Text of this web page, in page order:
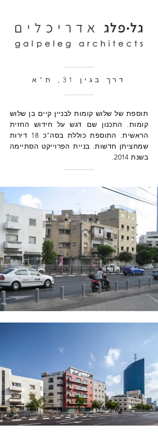
דרך בגין 31, ת"א
תוספת של שלוש קומות לבניין קיים בן שלוש
קומות. התכנון שם דגש על חידוש החזית
הראשית. התוספת כוללת בסה"כ 18 דירות
שמחציתן חדשות. בניית הפרוייקט הסתיימה
בשנת 2014.